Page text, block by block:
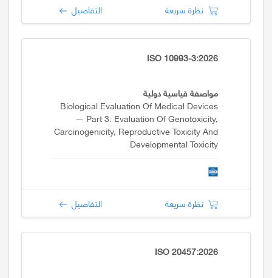
نظرة سريعة التفاصيل
ISO 10993-3:2026
مواصفة قياسية دولية
Biological Evaluation Of Medical Devices
— Part 3: Evaluation Of Genotoxicity,
Carcinogenicity, Reproductive Toxicity And
Developmental Toxicity
نظرة سريعة التفاصيل
ISO 20457:2026